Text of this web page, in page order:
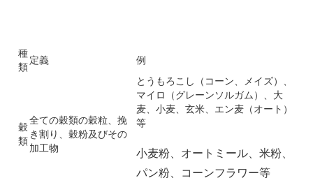
種
類定義 例
穀
類
全ての穀類の穀粒、挽
き割り、穀粉及びその
加工物
とうもろこし（コーン、メイズ）、
マイロ（グレーンソルガム）、大
麦、小麦、玄米、エン麦（オート）
等
小麦粉、オートミール、米粉、
パン粉、コーンフラワー等